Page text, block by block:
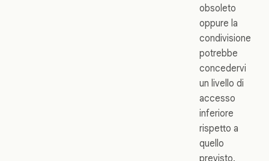
obsoleto
oppure la
condivisione
potrebbe
concedervi
un livello di
accesso
inferiore
rispetto a
quello
previsto.